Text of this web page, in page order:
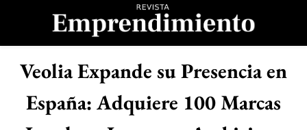
Revista
Emprendimiento
Veolia Expande su Presencia en
España: Adquiere 100 Marcas